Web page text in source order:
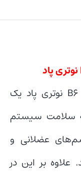
قرص جوشان منیزیم و ویتامین B۶ نوتری پاد یک
سلامت سیستم
عضلانی و
بر این در